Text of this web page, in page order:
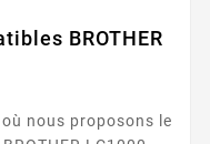
BROTHER
nous proposons le